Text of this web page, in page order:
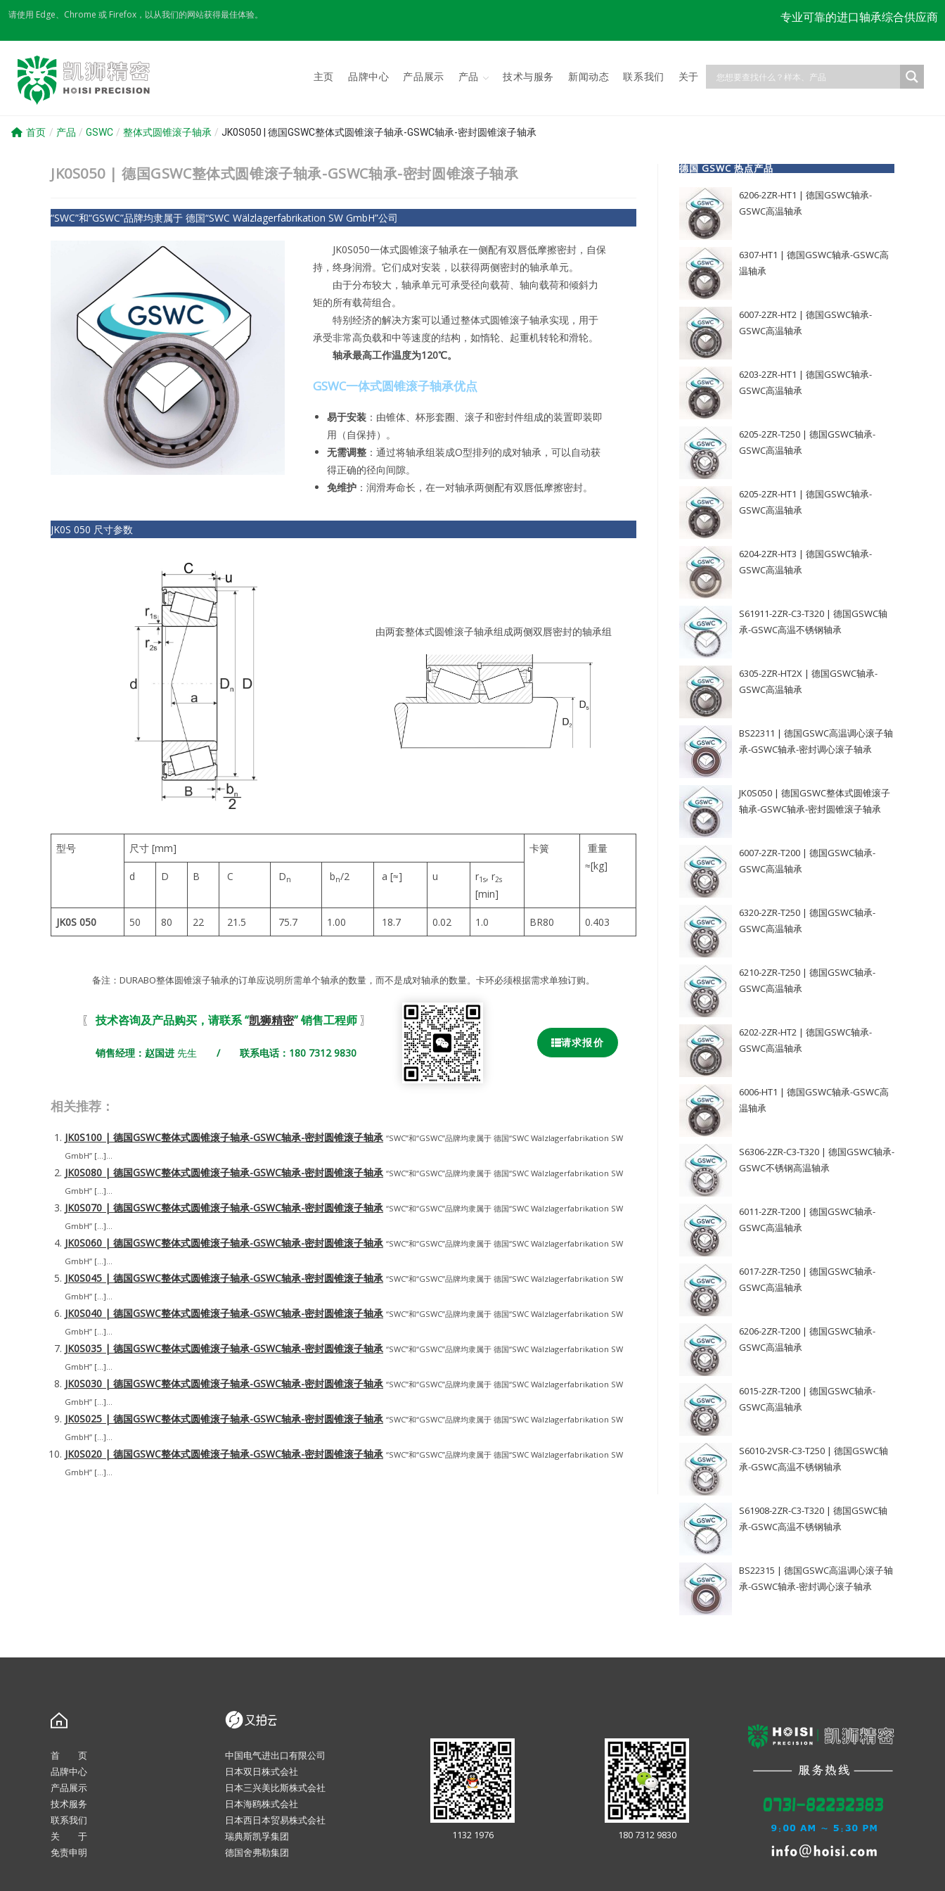
Skip
content
请使用 Edge、Chrome 或 Firefox，以从我们的网站获得最佳体验。 专业可靠的进口轴承综合供应商
主页 品牌中心 产品展示 产品 技术与服务 新闻动态 联系我们 关于
首页 / 产品 / GSWC / 整体式圆锥滚子轴承 / JK0S050 | 德国GSWC整体式圆锥滚子轴承-GSWC轴承-密封圆锥滚子轴承
JK0S050 | 德国GSWC整体式圆锥滚子轴承-GSWC轴承-密封圆锥滚子轴承
“SWC”和“GSWC”品牌均隶属于 德国“SWC Wälzlagerfabrikation SW GmbH”公司
JK0S050一体式圆锥滚子轴承在一侧配有双唇低摩擦密封，自保
持，终身润滑。它们成对安装，以获得两侧密封的轴承单元。
由于分布较大，轴承单元可承受径向载荷、轴向载荷和倾斜力
矩的所有载荷组合。
特别经济的解决方案可以通过整体式圆锥滚子轴承实现，用于
承受非常高负载和中等速度的结构，如惰轮、起重机转轮和滑轮。
轴承最高工作温度为120℃。
GSWC一体式圆锥滚子轴承优点
易于安装 ：由锥体、杯形套圈、滚子和密封件组成的装置即装即
用（自保持）。
无需调整 ：通过将轴承组装成O型排列的成对轴承，可以自动获
得正确的径向间隙。
免维护 ：润滑寿命长，在一对轴承两侧配有双唇低摩擦密封。
JK0S 050 尺寸参数
由两套整体式圆锥滚子轴承组成两侧双唇密封的轴承组
型号 尺寸 [mm] 卡簧
重量
≈[kg]
d D B C Dn bn/2 a [≈] u r1s, r2s
[min]
JK0S 050 50 80 22 21.5 75.7 1.00 18.7 0.02 1.0 BR80 0.403
备注：DURABO整体圆锥滚子轴承的订单应说明所需单个轴承的数量，而不是成对轴承的数量。卡环必须根据需求单独订购。
〖 技术咨询及产品购买，请联系 “凯狮精密” 销售工程师〗
销售经理：赵国进先生 / 联系电话：180 7312 9830
请求报价
相关推荐：
JK0S100 | 德国GSWC整体式圆锥滚子轴承-GSWC轴承-密封圆锥滚子轴承 “SWC”和“GSWC”品牌均隶属于 德国“SWC Wälzlagerfabrikation SW
GmbH” […]...
JK0S080 | 德国GSWC整体式圆锥滚子轴承-GSWC轴承-密封圆锥滚子轴承 “SWC”和“GSWC”品牌均隶属于 德国“SWC Wälzlagerfabrikation SW
GmbH” […]...
JK0S070 | 德国GSWC整体式圆锥滚子轴承-GSWC轴承-密封圆锥滚子轴承 “SWC”和“GSWC”品牌均隶属于 德国“SWC Wälzlagerfabrikation SW
GmbH” […]...
JK0S060 | 德国GSWC整体式圆锥滚子轴承-GSWC轴承-密封圆锥滚子轴承 “SWC”和“GSWC”品牌均隶属于 德国“SWC Wälzlagerfabrikation SW
GmbH” […]...
JK0S045 | 德国GSWC整体式圆锥滚子轴承-GSWC轴承-密封圆锥滚子轴承 “SWC”和“GSWC”品牌均隶属于 德国“SWC Wälzlagerfabrikation SW
GmbH” […]...
JK0S040 | 德国GSWC整体式圆锥滚子轴承-GSWC轴承-密封圆锥滚子轴承 “SWC”和“GSWC”品牌均隶属于 德国“SWC Wälzlagerfabrikation SW
GmbH” […]...
JK0S035 | 德国GSWC整体式圆锥滚子轴承-GSWC轴承-密封圆锥滚子轴承 “SWC”和“GSWC”品牌均隶属于 德国“SWC Wälzlagerfabrikation SW
GmbH” […]...
JK0S030 | 德国GSWC整体式圆锥滚子轴承-GSWC轴承-密封圆锥滚子轴承 “SWC”和“GSWC”品牌均隶属于 德国“SWC Wälzlagerfabrikation SW
GmbH” […]...
JK0S025 | 德国GSWC整体式圆锥滚子轴承-GSWC轴承-密封圆锥滚子轴承 “SWC”和“GSWC”品牌均隶属于 德国“SWC Wälzlagerfabrikation SW
GmbH” […]...
JK0S020 | 德国GSWC整体式圆锥滚子轴承-GSWC轴承-密封圆锥滚子轴承 “SWC”和“GSWC”品牌均隶属于 德国“SWC Wälzlagerfabrikation SW
GmbH” […]...
德国 GSWC 热点产品
6206-2ZR-HT1 | 德国GSWC轴承-
GSWC高温轴承
6307-HT1 | 德国GSWC轴承-GSWC高
温轴承
6007-2ZR-HT2 | 德国GSWC轴承-
GSWC高温轴承
6203-2ZR-HT1 | 德国GSWC轴承-
GSWC高温轴承
6205-2ZR-T250 | 德国GSWC轴承-
GSWC高温轴承
6205-2ZR-HT1 | 德国GSWC轴承-
GSWC高温轴承
6204-2ZR-HT3 | 德国GSWC轴承-
GSWC高温轴承
S61911-2ZR-C3-T320 | 德国GSWC轴
承-GSWC高温不锈钢轴承
6305-2ZR-HT2X | 德国GSWC轴承-
GSWC高温轴承
BS22311 | 德国GSWC高温调心滚子轴
承-GSWC轴承-密封调心滚子轴承
JK0S050 | 德国GSWC整体式圆锥滚子
轴承-GSWC轴承-密封圆锥滚子轴承
6007-2ZR-T200 | 德国GSWC轴承-
GSWC高温轴承
6320-2ZR-T250 | 德国GSWC轴承-
GSWC高温轴承
6210-2ZR-T250 | 德国GSWC轴承-
GSWC高温轴承
6202-2ZR-HT2 | 德国GSWC轴承-
GSWC高温轴承
6006-HT1 | 德国GSWC轴承-GSWC高
温轴承
S6306-2ZR-C3-T320 | 德国GSWC轴承-
GSWC不锈钢高温轴承
6011-2ZR-T200 | 德国GSWC轴承-
GSWC高温轴承
6017-2ZR-T250 | 德国GSWC轴承-
GSWC高温轴承
6206-2ZR-T200 | 德国GSWC轴承-
GSWC高温轴承
6015-2ZR-T200 | 德国GSWC轴承-
GSWC高温轴承
S6010-2VSR-C3-T250 | 德国GSWC轴
承-GSWC高温不锈钢轴承
S61908-2ZR-C3-T320 | 德国GSWC轴
承-GSWC高温不锈钢轴承
BS22315 | 德国GSWC高温调心滚子轴
承-GSWC轴承-密封调心滚子轴承
首 页
品牌中心
产品展示
技术服务
联系我们
关 于
免责申明
中国电气进出口有限公司
日本双日株式会社
日本三兴美比斯株式会社
日本海鸥株式会社
日本西日本贸易株式会社
瑞典斯凯孚集团
德国舍弗勒集团
1132 1976 180 7312 9830